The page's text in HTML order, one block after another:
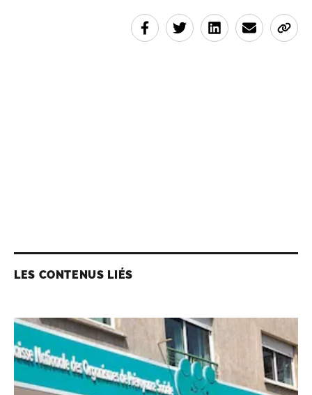
LES CONTENUS LIÉS